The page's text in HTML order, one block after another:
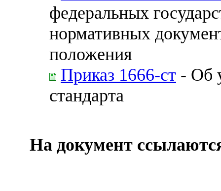
федеральных
нормативных
положения
Приказ 1666-ст - Об
стандарта
На документ